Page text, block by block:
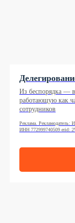
Из беспорядка —
работающую как
сотрудников
Реклама.
ИНН 772999740509 erid: